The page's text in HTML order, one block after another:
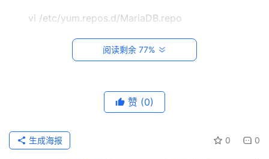
vi /etc/yum.repos.d/MariaDB.repo
切换至编辑模式，并写入以下内容。
按 Esc，输入
阅读剩余 77%
赞 (0)
0 0
生成海报